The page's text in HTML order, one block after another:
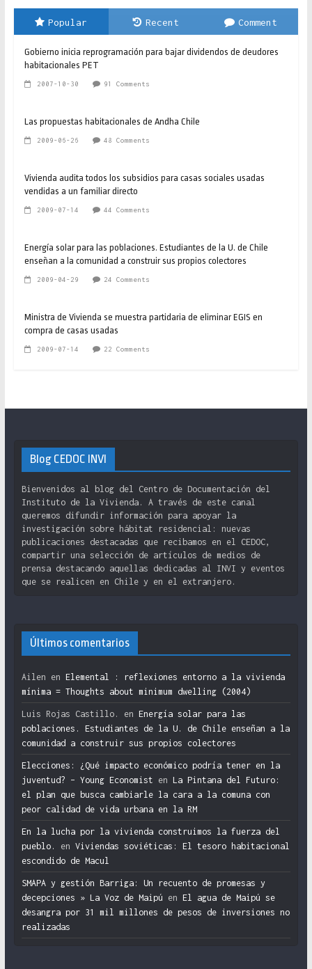
Popular Recent Comment
Gobierno inicia reprogramación para bajar dividendos de deudores
habitacionales PET
2007-10-30 91 Comments
Las propuestas habitacionales de Andha Chile
2009-06-26 48 Comments
Vivienda audita todos los subsidios para casas sociales usadas
vendidas a un familiar directo
2009-07-14 44 Comments
Energía solar para las poblaciones. Estudiantes de la U. de Chile
enseñan a la comunidad a construir sus propios colectores
2009-04-29 24 Comments
Ministra de Vivienda se muestra partidaria de eliminar EGIS en
compra de casas usadas
2009-07-14 22 Comments
Blog CEDOC INVI
Bienvenidos al blog del Centro de Documentación del
Instituto de la Vivienda. A través de este canal
queremos difundir información para apoyar la
investigación sobre hábitat residencial: nuevas
publicaciones destacadas que recibamos en el CEDOC,
compartir una selección de artículos de medios de
prensa destacando aquellas dedicadas al INVI y eventos
que se realicen en Chile y en el extranjero.
Últimos comentarios
Ailen en Elemental : reflexiones entorno a la vivienda
mínima = Thoughts about minimum dwelling (2004)
Luis Rojas Castillo. en Energía solar para las
poblaciones. Estudiantes de la U. de Chile enseñan a la
comunidad a construir sus propios colectores
Elecciones: ¿Qué impacto económico podría tener en la
juventud? – Young Economist en La Pintana del Futuro:
el plan que busca cambiarle la cara a la comuna con
peor calidad de vida urbana en la RM
En la lucha por la vivienda construimos la fuerza del
pueblo.
en Viviendas soviéticas: El tesoro habitacional
escondido de Macul
SMAPA y gestión Barriga: Un recuento de promesas y
decepciones » La Voz de Maipú en El agua de Maipú se
desangra por 31 mil millones de pesos de inversiones no
realizadas